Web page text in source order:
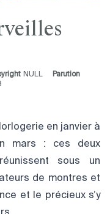
NULL
Parution
en janvier à
mars : ces deux
sous un
de montres et
et le précieux s’y